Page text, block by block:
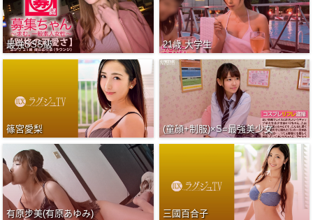
最強SSS級 21歳 大学生
篠宮愛梨 (童顔+制服)×S=最強美少女
有原步美(有原あゆみ) 三國百合子